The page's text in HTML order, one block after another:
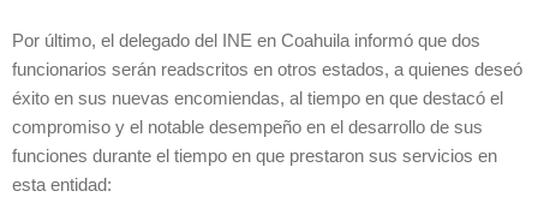
Por último, el delegado del INE en Coahuila informó que dos
funcionarios serán readscritos en otros estados, a quienes deseó
éxito en sus nuevas encomiendas, al tiempo en que destacó el
compromiso y el notable desempeño en el desarrollo de sus
funciones durante el tiempo en que prestaron sus servicios en
esta entidad: